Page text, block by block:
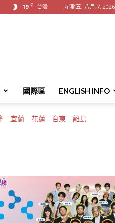
19 C 台灣 星期五, 八月 7, 2026
國際區 ENGLISH INFO
宜蘭 花蓮 台東 離島